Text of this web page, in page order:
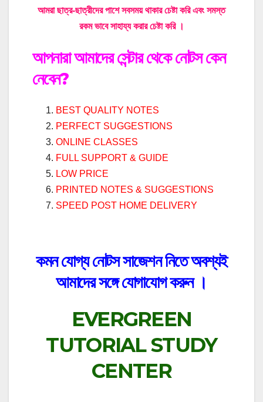
আমরা ছাত্র-ছাত্রীদের পাশে সবসময় থাকার চেষ্টা করি এবং সমস্ত
রকম ভাবে সাহায্য করার চেষ্টা করি ।
আপনারা আমাদের সেন্টার থেকে নোটস কেন
নেবেন?
BEST QUALITY NOTES
PERFECT SUGGESTIONS
ONLINE CLASSES
FULL SUPPORT & GUIDE
LOW PRICE
PRINTED NOTES & SUGGESTIONS
SPEED POST HOME DELIVERY
কমন যোগ্য নোটস সাজেশন নিতে অবশ্যই
আমাদের সঙ্গে যোগাযোগ করুন ।
EVERGREEN
TUTORIAL STUDY
CENTER